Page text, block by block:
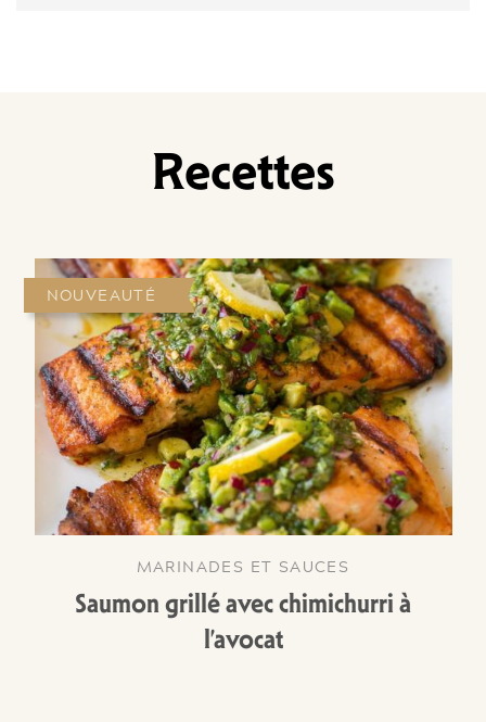
Recettes
NOUVEAUTÉ
MARINADES ET SAUCES
Saumon grillé avec chimichurri à
l’avocat